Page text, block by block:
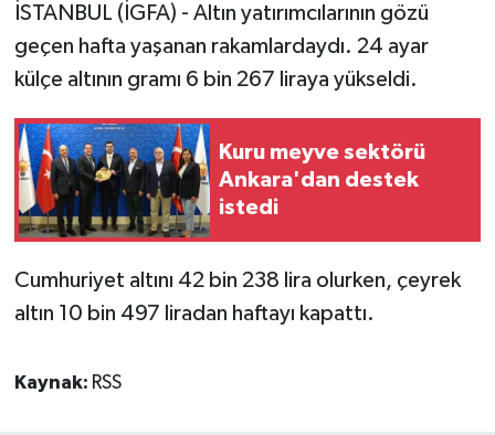
İSTANBUL (İGFA) - Altın yatırımcılarının gözü
geçen hafta yaşanan rakamlardaydı. 24 ayar
külçe altının gramı 6 bin 267 liraya yükseldi.
Kuru meyve sektörü
Ankara'dan destek
istedi
Cumhuriyet altını 42 bin 238 lira olurken, çeyrek
altın 10 bin 497 liradan haftayı kapattı.
Kaynak: RSS